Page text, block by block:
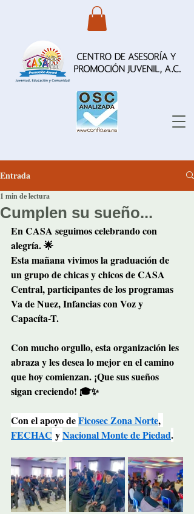
Entrada
Cumplen su sueño...
1 min de lectura
En CASA seguimos celebrando con
alegría. 🌟
Esta mañana vivimos la graduación de
un grupo de chicas y chicos de CASA
Central, participantes de los programas
Va de Nuez, Infancias con Voz y
Capacíta-T.
Con mucho orgullo, esta organización les
abraza y les desea lo mejor en el camino
que hoy comienzan. ¡Que sus sueños
sigan creciendo! 🎓✨
Con el apoyo de Ficosec Zona Norte,
FECHAC y Nacional Monte de Piedad.